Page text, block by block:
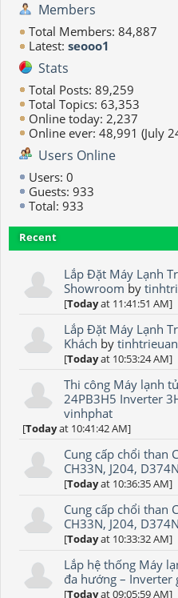
Members
Total Members: 84,887
Latest: seooo1
Stats
Total Posts: 89,259
Total Topics: 63,353
Online today: 2,237
Online ever: 48,991 (July
Users Online
Users: 0
Guests: 933
Total: 933
Recent
Lắp Đặt Máy Lạnh
Showroom by
[Todayat 11:41:51 AM]
Lắp Đặt Máy Lạnh
Khách bytinhtrieuan
[Todayat 10:53:24 AM]
Thi công Máy lạnh
24PB3H5 Inverter
vinhphat
[Todayat 10:41:42 AM]
Cung cấp chổi than
CH33N, J204, D374N
[Todayat 10:36:35 AM]
Cung cấp chổi than
CH33N, J204, D374N
[Todayat 10:33:32 AM]
Lắp hệ thống Máy
đa hướng – Inverter
[Todayat 09:05:59 AM]